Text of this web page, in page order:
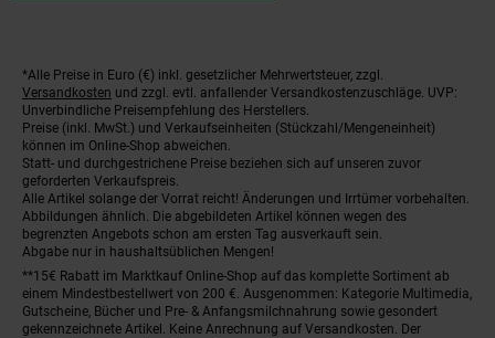
Fußnoten
*Alle Preise in Euro (€) inkl. gesetzlicher Mehrwertsteuer, zzgl.
Versandkosten und zzgl. evtl. anfallender Versandkostenzuschläge. UVP:
Unverbindliche Preisempfehlung des Herstellers.
Preise (inkl. MwSt.) und Verkaufseinheiten (Stückzahl/Mengeneinheit)
können im Online-Shop abweichen.
Statt- und durchgestrichene Preise beziehen sich auf unseren zuvor
geforderten Verkaufspreis.
Alle Artikel solange der Vorrat reicht! Änderungen und Irrtümer vorbehalten.
Abbildungen ähnlich. Die abgebildeten Artikel können wegen des
begrenzten Angebots schon am ersten Tag ausverkauft sein.
Abgabe nur in haushaltsüblichen Mengen!
**15€ Rabatt im Marktkauf Online-Shop auf das komplette Sortiment ab
einem Mindestbestellwert von 200 €. Ausgenommen: Kategorie Multimedia,
Gutscheine, Bücher und Pre- & Anfangsmilchnahrung sowie gesondert
gekennzeichnete Artikel. Keine Anrechnung auf Versandkosten. Der